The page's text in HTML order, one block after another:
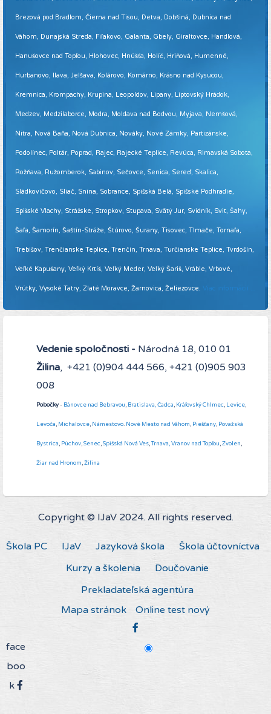
Brezová pod Bradlom, Čierna nad Tisou, Detva, Dobšiná, Dubnica nad
Váhom, Dunajská Streda, Fiľakovo, Galanta, Gbely, Giraltovce, Handlová,
Hanušovce nad Topľou, Hlohovec, Hnúšťa, Holíč, Hriňová, Humenné,
Hurbanovo, Ilava, Jelšava, Kolárovo, Komárno, Krásno nad Kysucou,
Kremnica, Krompachy, Krupina, Leopoldov, Lipany, Liptovský Hrádok,
Medzev, Medzilaborce, Modra, Moldava nad Bodvou, Myjava, Nemšová,
Nitra, Nová Baňa, Nová Dubnica, Nováky, Nové Zámky, Partizánske,
Podolínec, Poltár, Poprad, Rajec, Rajecké Teplice, Revúca, Rimavská Sobota,
Rožňava, Ružomberok, Sabinov, Sečovce, Senica, Sereď, Skalica,
Sládkovičovo, Sliač, Snina, Sobrance, Spišská Belá, Spišské Podhradie,
Spišské Vlachy, Strážske, Stropkov, Stupava, Svätý Jur, Svidník, Svit, Šahy,
Šaľa, Šamorín, Šaštín-Stráže, Štúrovo, Šurany, Tisovec, Tlmače, Tornaľa,
Trebišov, Trenčianske Teplice, Trenčín, Trnava, Turčianske Teplice, Tvrdošín,
Veľké Kapušany, Veľký Krtíš, Veľký Meder, Veľký Šariš, Vráble, Vrbové,
Vrútky, Vysoké Tatry, Zlaté Moravce, Žarnovica, Želiezovce. Viac informácií ...
Vedenie spoločnosti - Národná 18, 010 01
Žilina, +421 (0)904 444 566, +421 (0)905 903
008
Pobočky- Bánovce nad Bebravou, Bratislava,Čadca, Kráľovský Chlmec, Levice,
Levoča, Michalovce, Námestovo. Nové Mesto nad Váhom, Piešťany, Považská
Bystrica, Púchov,Senec,Spišská Nová Ves,Trnava,Vranov nad Topľou,Zvolen,
Žiar nad Hronom,Žilina
Copyright © IJaV 2024. All rights reserved.
Škola PC IJaV Jazyková škola
Škola účtovníctva
Kurzy a školenia
Doučovanie
Prekladateľská agentúra
Mapa stránok
Online test nový
face
boo
k